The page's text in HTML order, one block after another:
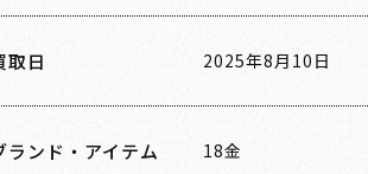
取日 2025年8月10日
ランド・アイテム 18金